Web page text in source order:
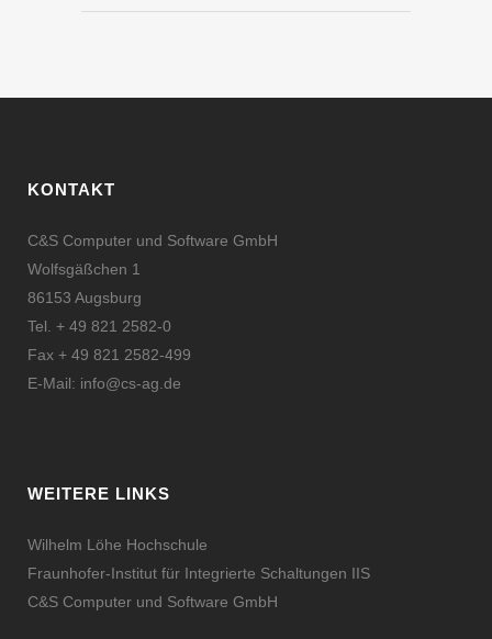
KONTAKT
C&S Computer und Software GmbH
Wolfsgäßchen 1
86153 Augsburg
Tel. + 49 821 2582-0
Fax + 49 821 2582-499
E-Mail: info@cs-ag.de
WEITERE LINKS
Wilhelm Löhe Hochschule
Fraunhofer-Institut für Integrierte Schaltungen IIS
C&S Computer und Software GmbH